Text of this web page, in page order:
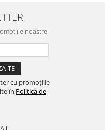
noastre
cu promoțiile
în Politica de